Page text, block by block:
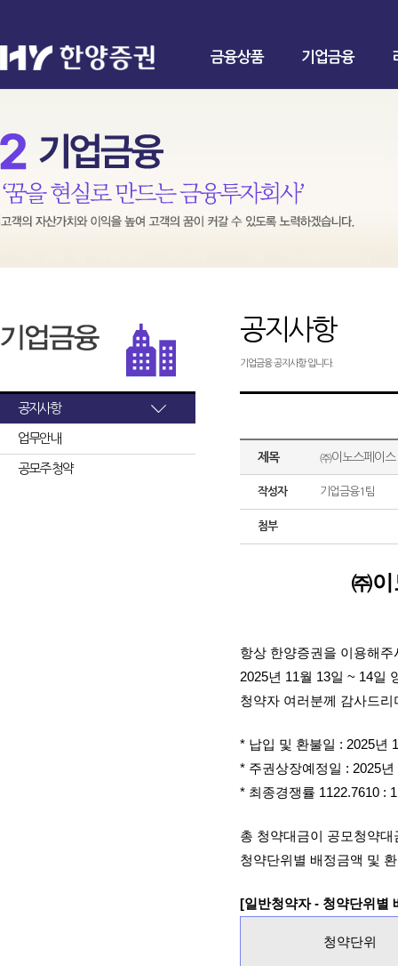
금융상품 기업금융
공지사항
업무안내
공모주 청약
공지사항
기업금융 공지사항 입니다.
제목 ㈜이노스페이스
작성자 기업금융1팀
첨부
㈜
항상 한양증권을 이용해
2025년 11월 13일 ~ 14일
청약자 여러분께 감사드
* 납입 및 환불일 : 2025년
* 주권상장예정일 : 2025
* 최종경쟁률 1122.7610 :
총 청약대금이 공모청약
청약단위별 배정금액 및
[일반청약자 - 청약단위별
청약단위